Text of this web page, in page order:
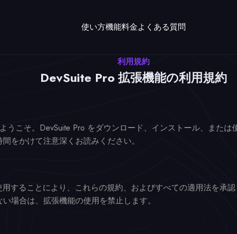
使い方機能料金よくある質問
利用規約
DevSuite Pro 拡張機能の利用規約
うこそ。DevSuite Pro をダウンロード、インストール、また
をかけて注意深くお読みください。
することにより、これらの規約、およびすべての適用法を承
場合は、拡張機能の使用を禁止します。